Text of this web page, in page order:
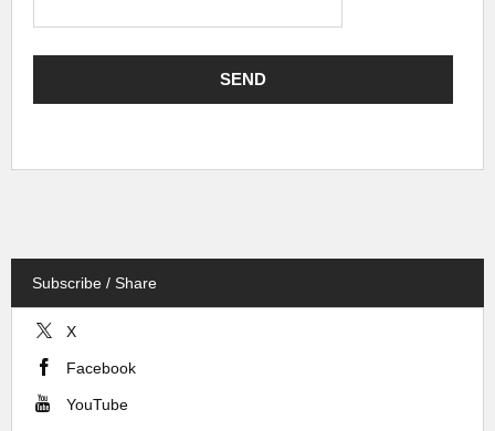
Subscribe / Share
X
Facebook
YouTube